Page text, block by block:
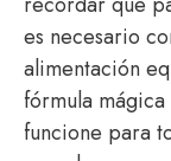
es necesario
alimentación
fórmula
funcione para